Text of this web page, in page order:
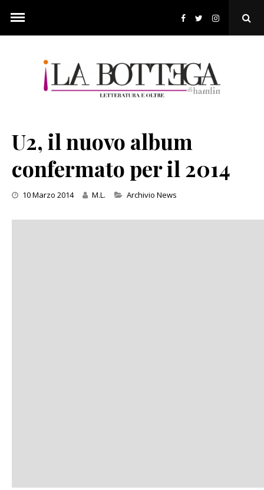
content
U2, il nuovo album
confermato per il 2014
10 Marzo 2014 M.L. Categories
Archivio News